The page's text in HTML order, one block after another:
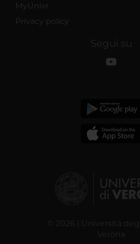
MyUnivr
Privacy policy
Segui su
© 2026 | Università
Verona